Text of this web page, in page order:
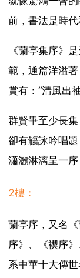
前，書法是時
《蘭亭集序》
範，通篇洋溢
賞有：“清風出
群賢畢至少長
卻有觴詠吟唱題
瀟灑淋漓呈一序
2樓：
蘭亭序，又名
序》、《禊序
系中華十大傳